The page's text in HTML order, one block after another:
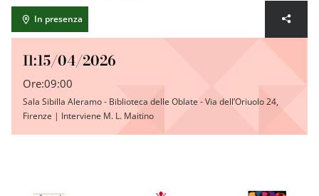
In presenza
Il:15/04/2026
Ore:09:00
Sala Sibilla Aleramo - Biblioteca delle Oblate - Via dell’Oriuolo 24,
Firenze | Interviene M. L. Maitino